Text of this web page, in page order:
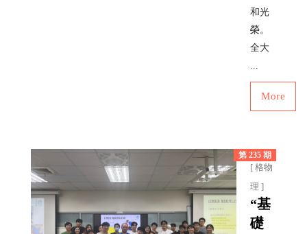
和光
榮。
全大
...
More
第 235 期
[ 格物
理 ]
“基
礎